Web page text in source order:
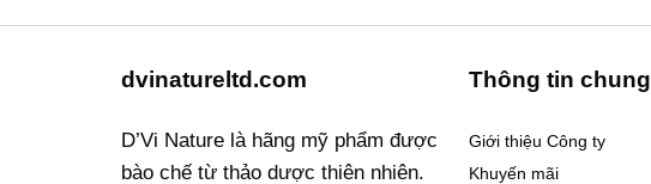
dvinatureltd.com
D’Vi Nature là hãng mỹ phẩm được
bào chế từ thảo dược thiên nhiên.
Thông tin chung
Giới thiệu Công ty
Khuyến mãi